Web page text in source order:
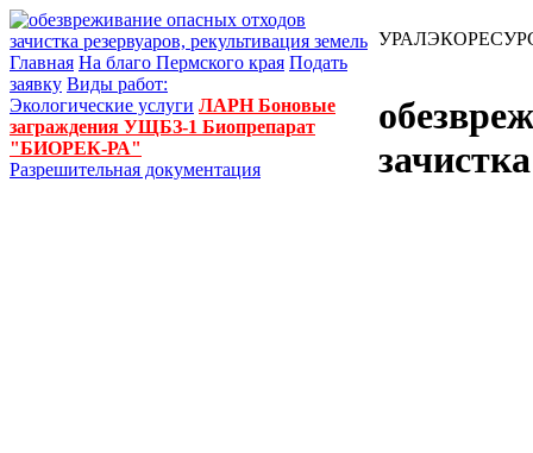
Главная На благо Пермского края Подать
заявку Виды работ:
Экологические услуги ЛАРНБоновые
заграждения УЩБЗ-1 Биопрепарат
"БИОРЕК-РА"
Разрешительная документация